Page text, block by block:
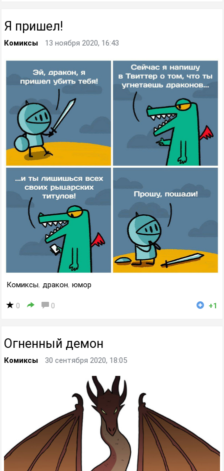
Я пришел!
Комиксы 13 ноября 2020, 16:43
Комиксы, дракон, юмор
0 0 +1
Огненный демон
Комиксы 30 сентября 2020, 18:05